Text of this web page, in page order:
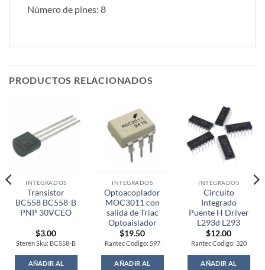
Número de pines: 8
PRODUCTOS RELACIONADOS
INTEGRADOS
Transistor
BC558 BC558-B
PNP 30VCEO
$3.00
Steren Sku: BC558-B
AÑADIR AL
INTEGRADOS
Optoacoplador
MOC3011 con
salida de Triac
Optoaislador
$19.50
Rantec Codigo: 597
AÑADIR AL
INTEGRADOS
Circuito
Integrado
Puente H Driver
L293d L293
$12.00
Rantec Codigo: 320
AÑADIR AL